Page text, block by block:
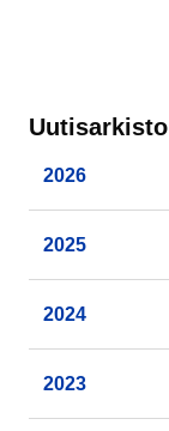
Uutisarkisto
2026
2025
2024
2023